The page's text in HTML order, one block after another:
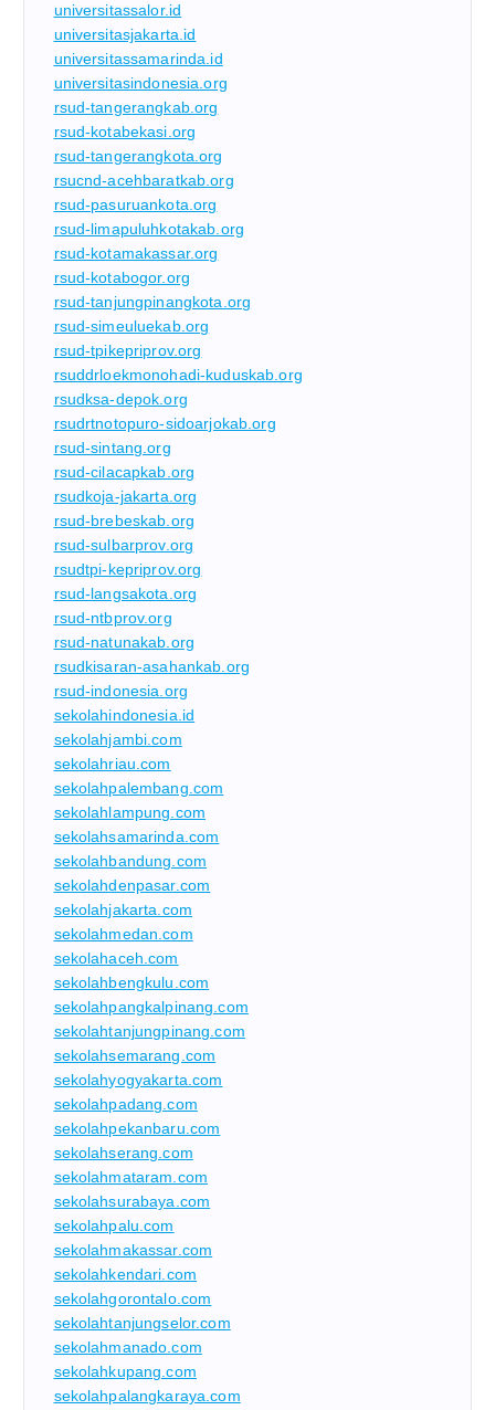
universitassalor.id
universitasjakarta.id
universitassamarinda.id
universitasindonesia.org
rsud-tangerangkab.org
rsud-kotabekasi.org
rsud-tangerangkota.org
rsucnd-acehbaratkab.org
rsud-pasuruankota.org
rsud-limapuluhkotakab.org
rsud-kotamakassar.org
rsud-kotabogor.org
rsud-tanjungpinangkota.org
rsud-simeuluekab.org
rsud-tpikepriprov.org
rsuddrloekmonohadi-kuduskab.org
rsudksa-depok.org
rsudrtnotopuro-sidoarjokab.org
rsud-sintang.org
rsud-cilacapkab.org
rsudkoja-jakarta.org
rsud-brebeskab.org
rsud-sulbarprov.org
rsudtpi-kepriprov.org
rsud-langsakota.org
rsud-ntbprov.org
rsud-natunakab.org
rsudkisaran-asahankab.org
rsud-indonesia.org
sekolahindonesia.id
sekolahjambi.com
sekolahriau.com
sekolahpalembang.com
sekolahlampung.com
sekolahsamarinda.com
sekolahbandung.com
sekolahdenpasar.com
sekolahjakarta.com
sekolahmedan.com
sekolahaceh.com
sekolahbengkulu.com
sekolahpangkalpinang.com
sekolahtanjungpinang.com
sekolahsemarang.com
sekolahyogyakarta.com
sekolahpadang.com
sekolahpekanbaru.com
sekolahserang.com
sekolahmataram.com
sekolahsurabaya.com
sekolahpalu.com
sekolahmakassar.com
sekolahkendari.com
sekolahgorontalo.com
sekolahtanjungselor.com
sekolahmanado.com
sekolahkupang.com
sekolahpalangkaraya.com